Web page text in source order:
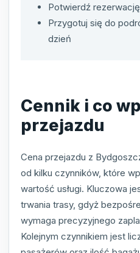
Potwierdź
Przygotuj się do
dzień
Cennik i co
przejazdu
Cena przejazdu z
od kilku czynników, które
wartość usługi. Kluczowa
trwania trasy, gdyż
wymaga precyzyjnego
Kolejnym czynnikiem jest